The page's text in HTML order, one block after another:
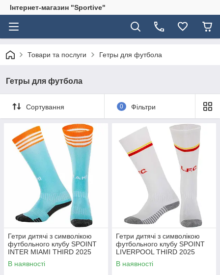
Інтернет-магазин "Sportive"
Товари та послуги Гетры для футбола
Гетры для футбола
Сортування 0 Фільтри
Гетри дитячі з символікою
футбольного клубу SPOINT
INTER MIAMI THIRD 2025
ETM2562 (розмір 32-39,
бірюзовий-жовтогарячий)
В наявності
Гетри дитячі з символікою
футбольного клубу SPOINT
LIVERPOOL THIRD 2025
ETM2506-LIV3 (розмір 32-39,
білий)
В наявності